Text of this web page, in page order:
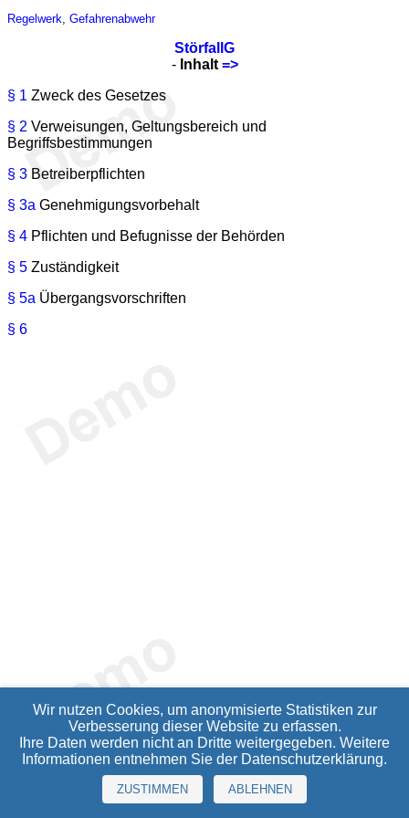
Regelwerk Gefahrenabwehr
StörfallG
- Inhalt =>
§ 1 Zweck des Gesetzes
§ 2 Verweisungen, Geltungsbereich und
Begriffsbestimmungen
§ 3 Betreiberpflichten
§ 3a Genehmigungsvorbehalt
§ 4 Pflichten und Befugnisse der Behörden
§ 5 Zuständigkeit
§ 5a Übergangsvorschriften
§ 6
Wir nutzen Cookies, um anonymisierte Statistiken zur
Verbesserung dieser Website zu erfassen.
Ihre Daten werden nicht an Dritte weitergegeben. Weitere
Informationen entnehmen Sie der Datenschutzerklärung.
ZUSTIMMEN ABLEHNEN